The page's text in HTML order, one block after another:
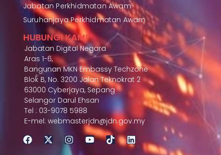
Jabatan Perkhidmatan Awam
Suruhanjaya Perkhidmatan Awam
HUBUNGI KAMI
Jabatan Digital Negara
Aras 1-6,
Bangunan MKN Embassy Techzone
Blok B, No. 3200 Jalan Teknokrat 2
63000 Cyberjaya, Sepang
Selangor Darul Ehsan
Tel : 03-9078 5988
E-mel: webmasterjdn@jdn.gov.my